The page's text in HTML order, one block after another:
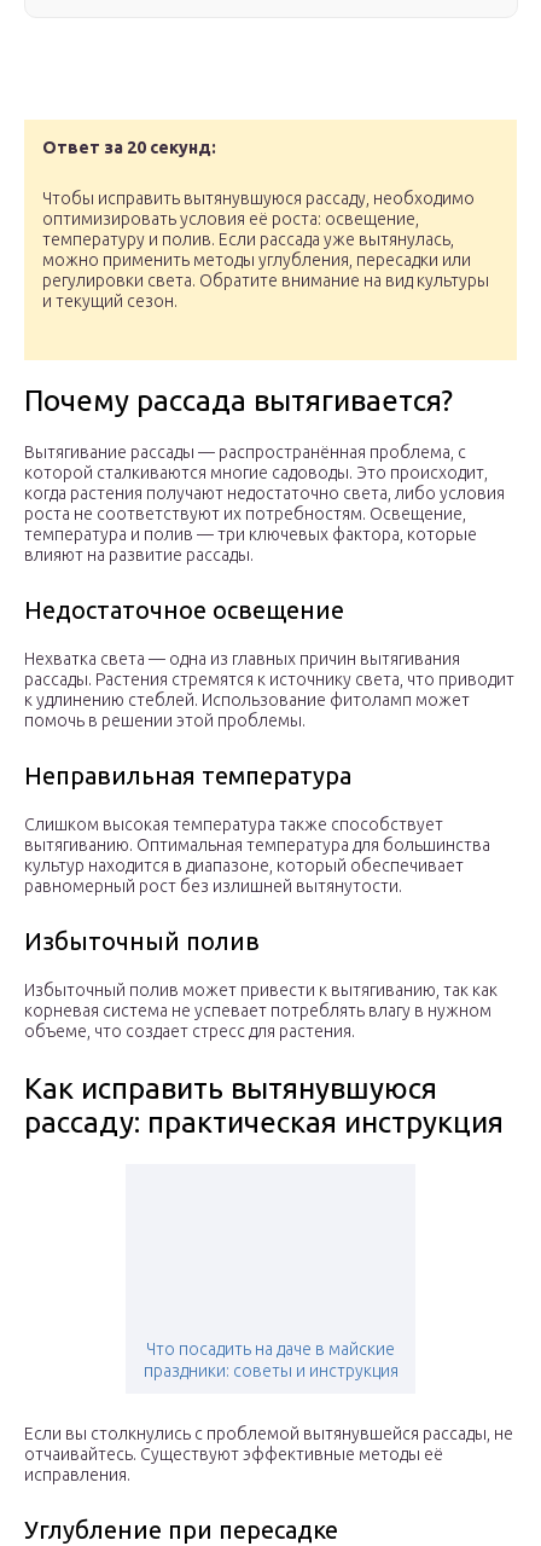
Ответ за 20 секунд:
Чтобы исправить вытянувшуюся рассаду, необходимо
оптимизировать условия её роста: освещение,
температуру и полив. Если рассада уже вытянулась,
можно применить методы углубления, пересадки или
регулировки света. Обратите внимание на вид культуры
и текущий сезон.
Почему рассада вытягивается?
Вытягивание рассады — распространённая проблема, с
которой сталкиваются многие садоводы. Это происходит,
когда растения получают недостаточно света, либо условия
роста не соответствуют их потребностям. Освещение,
температура и полив — три ключевых фактора, которые
влияют на развитие рассады.
Недостаточное освещение
Нехватка света — одна из главных причин вытягивания
рассады. Растения стремятся к источнику света, что приводит
к удлинению стеблей. Использование фитоламп может
помочь в решении этой проблемы.
Неправильная температура
Слишком высокая температура также способствует
вытягиванию. Оптимальная температура для большинства
культур находится в диапазоне, который обеспечивает
равномерный рост без излишней вытянутости.
Избыточный полив
Избыточный полив может привести к вытягиванию, так как
корневая система не успевает потреблять влагу в нужном
объеме, что создает стресс для растения.
Как исправить вытянувшуюся
рассаду: практическая инструкция
Что посадить на даче в майские
праздники: советы и инструкция
Если вы столкнулись с проблемой вытянувшейся рассады, не
отчаивайтесь. Существуют эффективные методы её
исправления.
Углубление при пересадке